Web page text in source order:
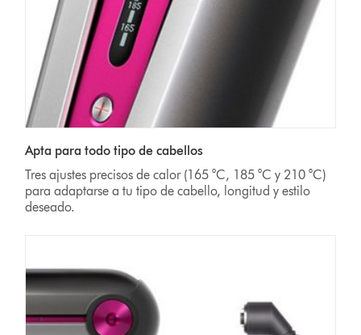
Apta para todo tipo de cabellos
Tres ajustes precisos de calor (165 °C, 185 °C y 210 °C)
para adaptarse a tu tipo de cabello, longitud y estilo
deseado.